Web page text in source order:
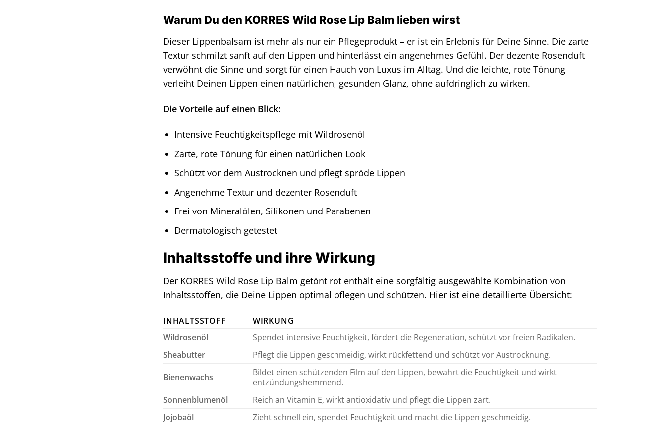
Warum Du den KORRES Wild Rose Lip Balm lieben wirst
Dieser Lippenbalsam ist mehr als nur ein Pflegeprodukt – er ist ein Erlebnis für Deine Sinne. Die zarte
Textur schmilzt sanft auf den Lippen und hinterlässt ein angenehmes Gefühl. Der dezente Rosenduft
verwöhnt die Sinne und sorgt für einen Hauch von Luxus im Alltag. Und die leichte, rote Tönung
verleiht Deinen Lippen einen natürlichen, gesunden Glanz, ohne aufdringlich zu wirken.
Die Vorteile auf einen Blick:
Intensive Feuchtigkeitspflege mit Wildrosenöl
Zarte, rote Tönung für einen natürlichen Look
Schützt vor dem Austrocknen und pflegt spröde Lippen
Angenehme Textur und dezenter Rosenduft
Frei von Mineralölen, Silikonen und Parabenen
Dermatologisch getestet
Inhaltsstoffe und ihre Wirkung
Der KORRES Wild Rose Lip Balm getönt rot enthält eine sorgfältig ausgewählte Kombination von
Inhaltsstoffen, die Deine Lippen optimal pflegen und schützen. Hier ist eine detaillierte Übersicht:
INHALTSSTOFF
WIRKUNG
Wildrosenöl
Spendet intensive Feuchtigkeit, fördert die Regeneration, schützt vor freien Radikalen.
Sheabutter
Pflegt die Lippen geschmeidig, wirkt rückfettend und schützt vor Austrocknung.
Bienenwachs
Bildet einen schützenden Film auf den Lippen, bewahrt die Feuchtigkeit und wirkt
entzündungshemmend.
Sonnenblumenöl
Reich an Vitamin E, wirkt antioxidativ und pflegt die Lippen zart.
Jojobaöl
Zieht schnell ein, spendet Feuchtigkeit und macht die Lippen geschmeidig.